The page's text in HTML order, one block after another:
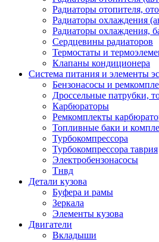
Радиаторы отопителя,
Радиаторы охлаждения
Радиаторы охлаждения,
Сердцевины радиаторов
Термостаты и
Клапаны кондиционера
Система питания и элементы
Бензонасосы и
Дроссельные патрубки,
Карбюраторы
Ремкомплекты
Топливные баки и
Турбокомпрессора
Турбокомпрессора таврия
Электробензонасосы
Тнвд
Детали кузова
Буфера и рамы
Зеркала
Элементы кузова
Двигатели
Вкладыши